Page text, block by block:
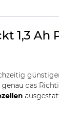
1,3 Ah
genau das